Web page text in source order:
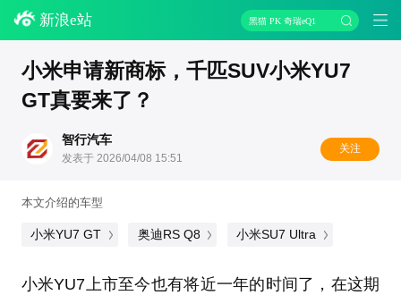
新浪e站 黑猫 PK 奇瑞eQ1
小米申请新商标，千匹SUV小米YU7
GT真要来了？
智行汽车
发表于 2026/04/08 15:51
关注
本文介绍的车型
小米YU7 GT 奥迪RS Q8 小米SU7 Ultra
小米YU7上市至今也有将近一年的时间了，在这期